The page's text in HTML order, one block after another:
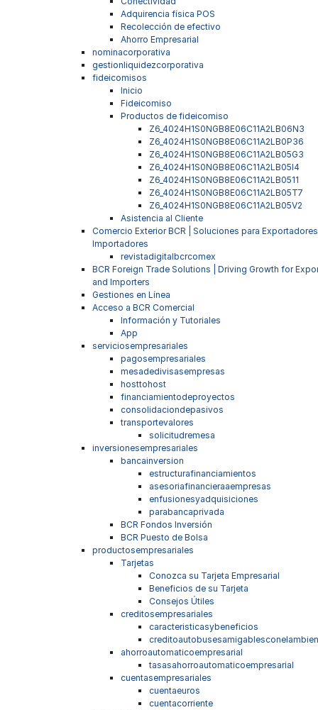
Adquirencia física POS
Recolección de efectivo
Ahorro Empresarial
nominacorporativa
gestionliquidezcorporativa
fideicomisos
Inicio
Fideicomiso
Productos de fideicomiso
Z6_4024H1S0NGB8E06C11A2LB06N3
Z6_4024H1S0NGB8E06C11A2LB0P36
Z6_4024H1S0NGB8E06C11A2LB05G3
Z6_4024H1S0NGB8E06C11A2LB05I4
Z6_4024H1S0NGB8E06C11A2LB0511
Z6_4024H1S0NGB8E06C11A2LB05T7
Z6_4024H1S0NGB8E06C11A2LB05V2
Asistencia al Cliente
Comercio Exterior BCR | Soluciones para
Importadores
revistadigitalbcrcomex
BCR Foreign Trade Solutions | Driving Growth for
and Importers
Gestiones en Línea
Acceso a BCR Comercial
Información y Tutoriales
App
serviciosempresariales
pagosempresariales
mesadedivisasempresas
hosttohost
financiamientodeproyectos
consolidaciondepasivos
transportevalores
solicitudremesa
inversionesempresariales
bancainversion
estructurafinanciamientos
asesoriafinancieraaempresas
enfusionesyadquisiciones
parabancaprivada
BCR Fondos Inversión
BCR Puesto de Bolsa
productosempresariales
Tarjetas
Conozca su Tarjeta Empresarial
Beneficios de su Tarjeta
Consejos Útiles
creditosempresariales
caracteristicasybeneficios
ahorroautomaticoempresarial
tasasahorroautomaticoempresarial
cuentasempresariales
cuentaeuros
cuentacorriente